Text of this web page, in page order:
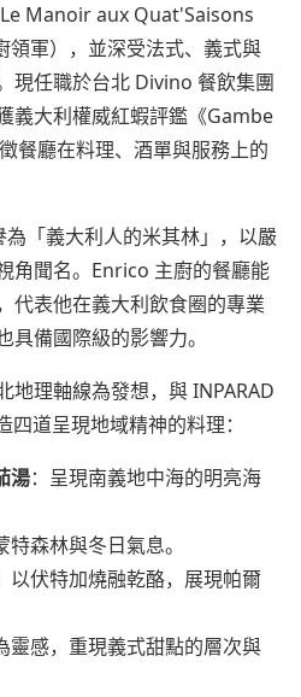
Manoir aux Quat'Saisons
領軍），並深受法式、義式與
現任職於台北 Divino 餐飲集團
義大利權威紅蝦評鑑《Gambe
餐廳在料理、酒單與服務上的
「義大利人的米其林」，以嚴
角聞名。Enrico 主廚的餐廳能
代表他在義大利飲食圈的專業
備國際級的影響力。
地理軸線為發想，與 INPARAD
道呈現地域精神的料理：
湯：呈現南義地中海的明亮海
森林與冬日氣息。
以伏特加燒融乾酪，展現帕爾
靈感，重現義式甜點的層次與